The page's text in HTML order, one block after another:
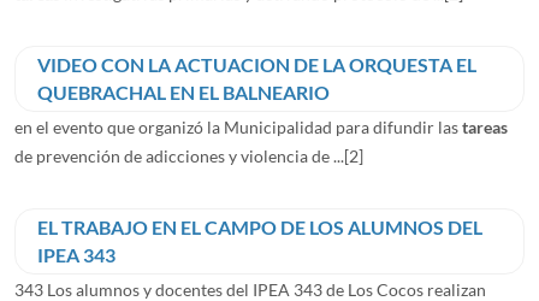
VIDEO CON LA ACTUACION DE LA ORQUESTA EL
QUEBRACHAL EN EL BALNEARIO
en el evento que organizó la Municipalidad para difundir lastareas
de prevención de adicciones y violencia de ...[2]
EL TRABAJO EN EL CAMPO DE LOS ALUMNOS DEL
IPEA 343
343 Los alumnos y docentes del IPEA 343 de Los Cocos realizan